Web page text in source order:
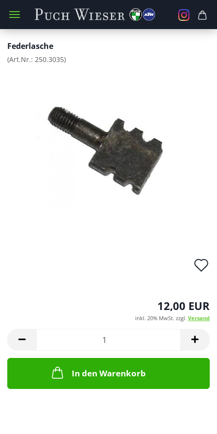
Federlasche
(Art.Nr.: 250.3035)
12,00 EUR
inkl. 20% MwSt. zzgl. Versand
In den Warenkorb